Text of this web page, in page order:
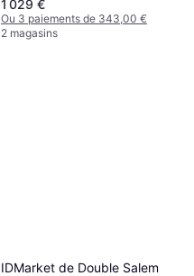
1 029 €
Ou 3 paiements de 343,00 €
2 magasins
IDMarket de Double Salem